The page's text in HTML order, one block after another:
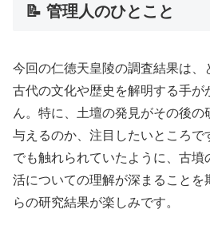
📝 管理人のひとこと
今回の仁徳天皇陵の調査結果は、
古代の文化や歴史を解明する手が
ん。特に、土壇の発見がその後
与えるのか、注目したいところで
でも触れられていたように、古墳
活についての理解が深まることを
らの研究結果が楽しみです。